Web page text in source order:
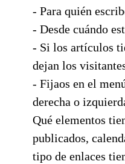
- Para quién
- Desde cuándo
- Si los artículos
dejan los
- Fijaos en el
derecha o
Qué elementos
publicados,
tipo de enlaces